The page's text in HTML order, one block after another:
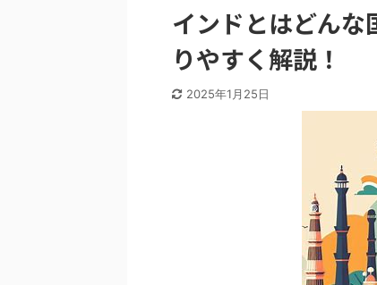
インドとはどん
りやすく解説！
2025年1月25日